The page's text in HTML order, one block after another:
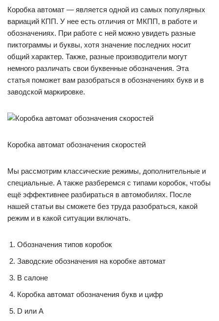
Коробка автомат — является одной из самых популярных
вариаций КПП. У нее есть отличия от МКПП, в работе и
обозначениях. При работе с ней можно увидеть разные
пиктограммы и буквы, хотя значение последних носит
общий характер. Также, разные производители могут
немного различать свои буквенные обозначения. Эта
статья поможет вам разобраться в обозначениях букв и в
заводской маркировке.
Коробка автомат обозначения скоростей
Мы рассмотрим классические режимы, дополнительные и
специальные. А также разберемся с типами коробок, чтобы
ещё эффективнее разбираться в автомобилях. После
нашей статьи вы сможете без труда разобраться, какой
режим и в какой ситуации включать.
Обозначения типов коробок
Заводские обозначения на коробке автомат
В салоне
Коробка автомат обозначения букв и цифр
D или A